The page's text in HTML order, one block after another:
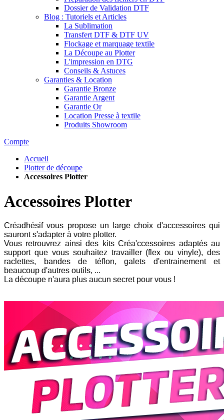
Dossier de Validation DTF
Blog : Tutoriels et Articles
La Sublimation
Transfert DTF & DTF UV
Flockage et marquage textile
La Découpe au Plotter
L'impression en DTG
Conseils & Astuces
Garanties & Location
Garantie Bronze
Garantie Argent
Garantie Or
Location Presse à textile
Produits Showroom
Compte
Accueil
Plotter de découpe
Accessoires Plotter
Accessoires Plotter
Créadhésif vous propose un large choix d'accessoires qui
sauront s'adapter à votre plotter.
Vous retrouvrez ainsi des kits Créa'ccessoires adaptés au
support que vous souhaitez travailler (flex ou vinyle), des
raclettes, bandes de téflon, galets d'entrainement et
beaucoup d'autres outils, ...
La découpe n'aura plus aucun secret pour vous !